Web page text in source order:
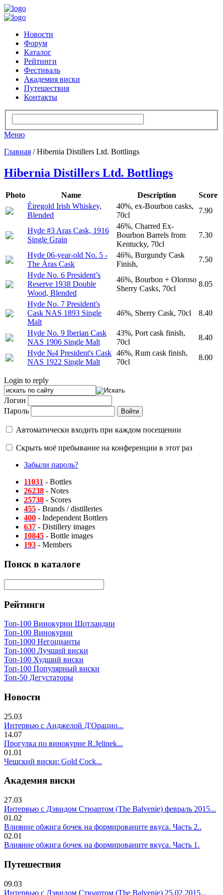
Новости
Форум
Каталог
Рейтинги
Фестиваль
Академия виски
Путешествия
Контакты
Меню
Главная / Hibernia Distillers Ltd. Bottlings
Hibernia Distillers Ltd. Bottlings
Photo Name Description
Score
Éiregold Irish Whiskey,
Blended
40%, ex-Bourbon casks,
70cl
7.90
Hyde #3 Aras Cask, 1916
Single Grain
46%, Charred Ex-
Bourbon Barrels from
Kentucky, 70cl
7.30
Hyde 06-year-old No. 5 -
The Áras Cask
46%, Burgundy Cask
Finish,
7.50
Hyde No. 6 President’s
Reserve 1938 Double
Wood, Blended
46%, Bourbon + Oloroso
Sherry Casks, 70cl
8.05
Hyde No. 7 President's
Cask NAS 1893 Single
Malt
46%, Sherry Cask, 70cl 8.40
Hyde No. 9 Iberian Cask
NAS 1906 Single Malt
43%, Port cask finish,
70cl
8.40
Hyde №4 President's Cask
NAS 1922 Single Malt
46%, Rum cask finish,
70cl
8.00
Login to reply
Логин
Пароль
Автоматически входить при каждом посещении
Скрыть моё пребывание на конференции в этот раз
Забыли пароль?
11031 - Bottles
26238 - Notes
25738 - Scores
455 - Brands / distilleries
400 - Independent Bottlers
637 - Distillery images
10845 - Bottle images
193 - Members
Поиск в каталоге
Рейтинги
Топ-100 Винокурни Шотландии
Топ-100 Винокурни
Топ-1000 Негоцианты
Топ-1000 Лучший виски
Топ-100 Худший виски
Топ-100 Популярный виски
Топ-50 Дегустаторы
Новости
25.03
Интервью с Анджелой Д'Орацио...
14.07
Прогулка по винокурне R.Jelinek...
01.01
Чешский виски: Gold Cock...
Академия виски
27.03
Интервью с Дэвидом Стюартом (The Balvenie) февраль 2015...
01.02
Влияние обжига бочек на формированите вкуса. Часть 2..
02.01
Влияние обжига бочек на формированите вкуса. Часть 1.
Путешествия
09.03
Интервью с Дэвидом Стюартом (The Balvenie) 25.02.2015...